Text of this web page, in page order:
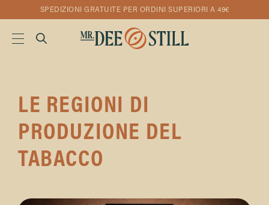
SPEDIZIONI GRATUITE PER ORDINI SUPERIORI A 49€
LE REGIONI DI
PRODUZIONE DEL
TABACCO